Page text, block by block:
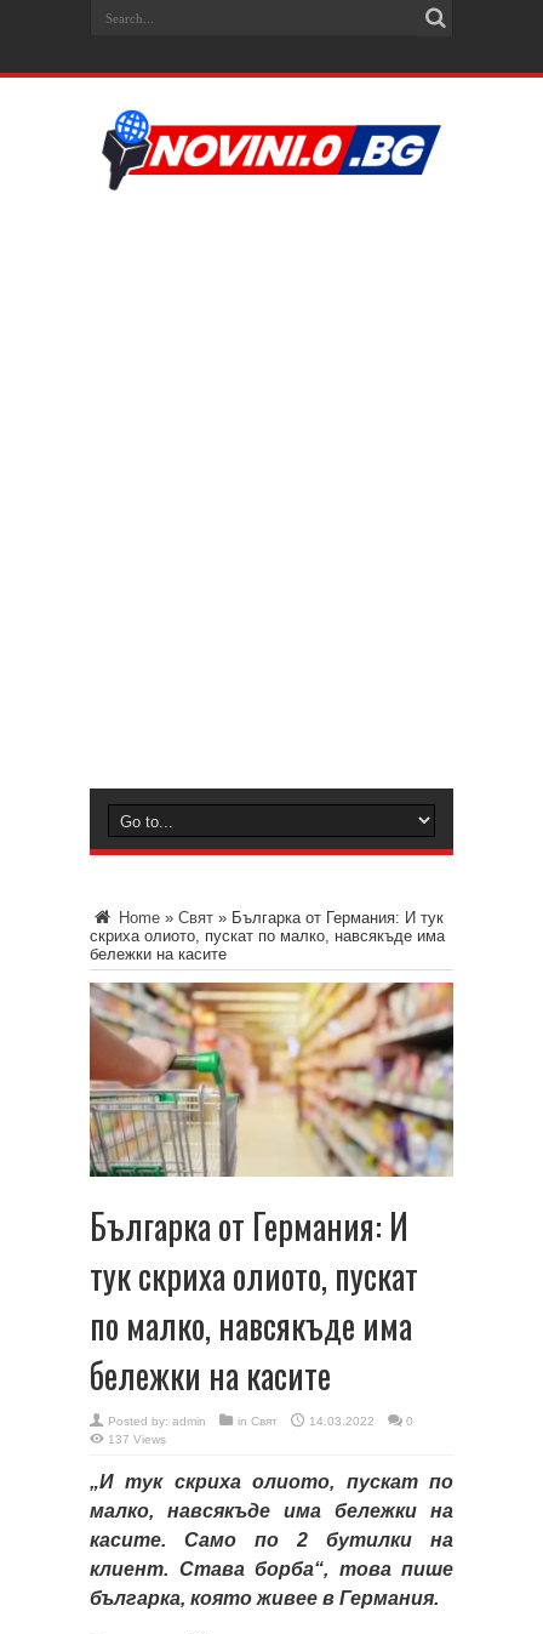
Home » Свят » Българка от Германия: И тук
скриха олиото, пускат по малко, навсякъде има
бележки на касите
Българка от Германия: И
тук скриха олиото, пускат
по малко, навсякъде има
бележки на касите
Posted by: admin in Свят 14.03.2022
0
137 Views
„И тук скриха олиото, пускат по
малко, навсякъде има бележки на
касите. Само по 2 бутилки на
клиент. Става борба“, това пише
българка, която живее в Германия.